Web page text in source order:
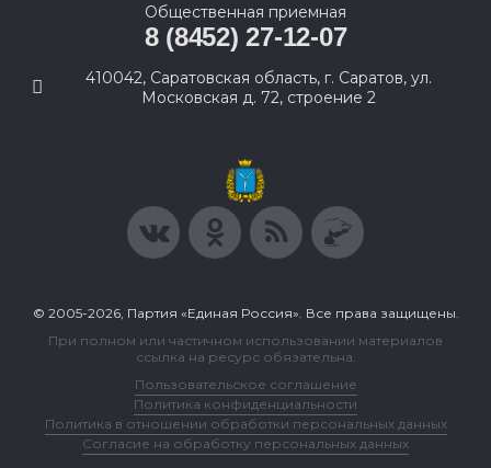
Общественная приемная
8 (8452) 27-12-07
410042, Саратовская область, г. Саратов, ул.
Московская д. 72, строение 2
© 2005-2026, Партия «Единая Россия». Все права защищены.
При полном или частичном использовании материалов
ссылка на ресурс обязательна.
Пользовательское соглашение
Политика конфиденциальности
Политика в отношении обработки персональных данных
Согласие на обработку персональных данных